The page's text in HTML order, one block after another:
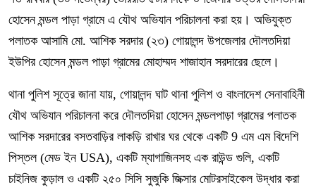
হোসেন মন্ডল পাড়া গ্রামে এ যৌথ অভিযান পরিচালনা করা হয়। অভিযুক্ত
পলাতক আসামি মো. আশিক সরদার (২৩) গোয়ালন্দ উপজেলার দৌলতদিয়া
ইউপির হোসেন মন্ডল পাড়া গ্রামের মোহাম্মদ শাজাহান সরদারের ছেলে।
থানা পুলিশ সূত্রে জানা যায়, গোয়ালন্দ ঘাট থানা পুলিশ ও বাংলাদেশ সেনাবাহিনী
যৌথ অভিযান পরিচালনা করে দৌলতদিয়া হোসেন মন্ডলপাড়া গ্রামের পলাতক
আশিক সরদারের বসতবাড়ির লাকড়ি রাখার ঘর থেকে একটি 9 এম এম বিদেশি
পিস্তল (মেড ইন USA), একটি ম্যাগাজিনসহ এক রাউন্ড গুলি, একটি
চাইনিজ কুড়াল ও একটি ২৫০ সিসি সুজুকি জিক্সার মোটরসাইকেল উদ্ধার করা